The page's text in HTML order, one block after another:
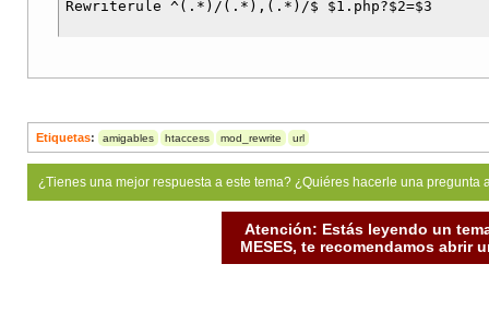
Etiquetas: amigables htaccess mod_rewrite url
¿Tienes una mejor respuesta a este tema? ¿Quiéres hacerle una
Atención: Estás leyendo un
MESES, te recomendamos abrir